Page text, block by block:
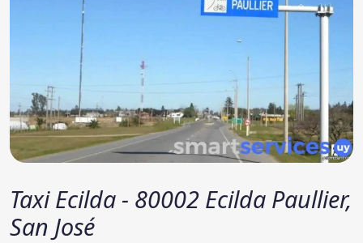
Taxi Ecilda - 80002 Ecilda Paullier,
San José